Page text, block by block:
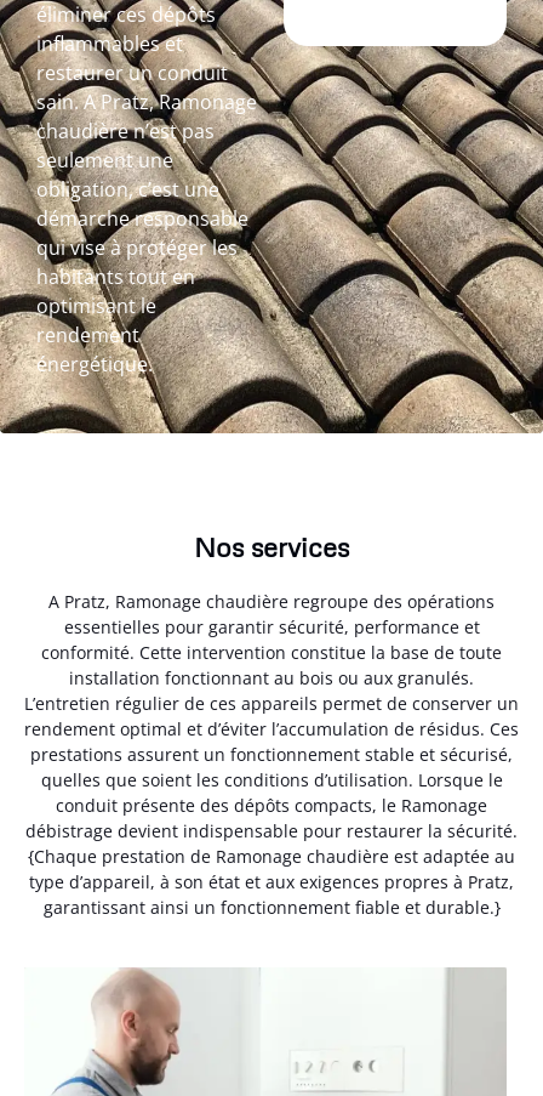
éliminer ces dépôts
inflammables et
restaurer un conduit
sain. A Pratz, Ramonage
chaudière n’est pas
seulement une
obligation, c’est une
démarche responsable
qui vise à protéger les
habitants tout en
optimisant le
rendement
énergétique.
Nos services
A Pratz, Ramonage chaudière regroupe des opérations
essentielles pour garantir sécurité, performance et
conformité. Cette intervention constitue la base de toute
installation fonctionnant au bois ou aux granulés.
L’entretien régulier de ces appareils permet de conserver un
rendement optimal et d’éviter l’accumulation de résidus. Ces
prestations assurent un fonctionnement stable et sécurisé,
quelles que soient les conditions d’utilisation. Lorsque le
conduit présente des dépôts compacts, le Ramonage
débistrage devient indispensable pour restaurer la sécurité.
{Chaque prestation de Ramonage chaudière est adaptée au
type d’appareil, à son état et aux exigences propres à Pratz,
garantissant ainsi un fonctionnement fiable et durable.}